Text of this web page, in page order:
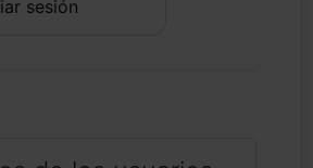
sesión